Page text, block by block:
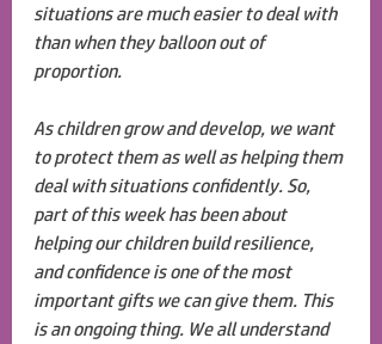
situations are much easier to deal with
than when they balloon out of
proportion.
As children grow and develop, we want
to protect them as well as helping them
deal with situations confidently. So,
part of this week has been about
helping our children build resilience,
and confidence is one of the most
important gifts we can give them. This
is an ongoing thing. We all understand